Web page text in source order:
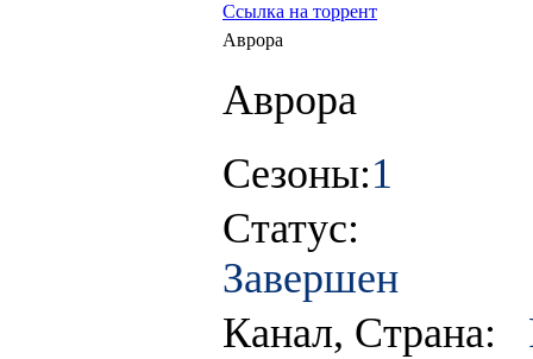
Ссылка на торрент
Аврора
Аврора
Сезоны:1
Статус:
Завершен
Канал, Страна: